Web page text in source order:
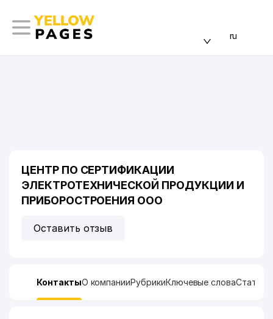
ru
ЦЕНТР ПО СЕРТИФИКАЦИИ
ЭЛЕКТРОТЕХНИЧЕСКОЙ ПРОДУКЦИИ И
ПРИБОРОСТРОЕНИЯ ООО
Оставить отзыв
КонтактыО компанииРубрикиКлючевые слова